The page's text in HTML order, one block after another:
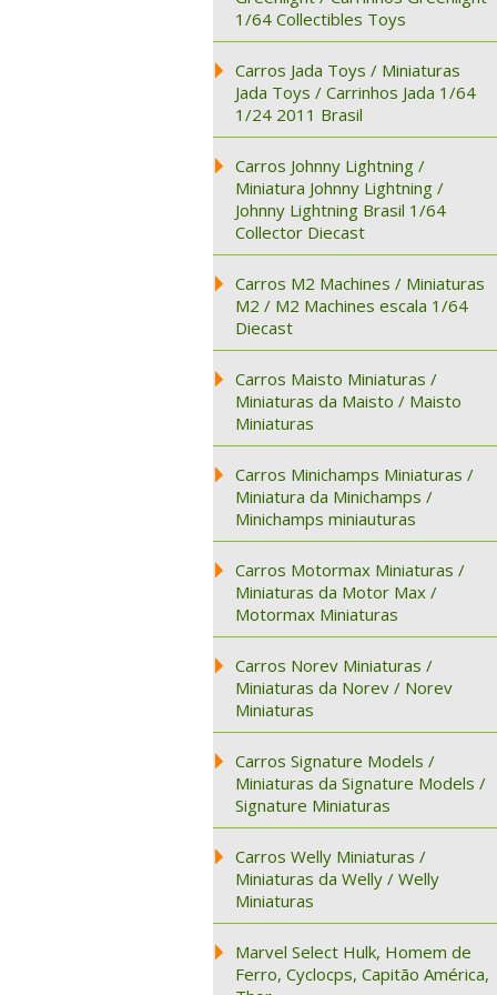
1/64 Collectibles Toys
Carros Jada Toys / Miniaturas
Jada Toys / Carrinhos Jada 1/64
1/24 2011 Brasil
Carros Johnny Lightning /
Miniatura Johnny Lightning /
Johnny Lightning Brasil 1/64
Collector Diecast
Carros M2 Machines / Miniaturas
M2 / M2 Machines escala 1/64
Diecast
Carros Maisto Miniaturas /
Miniaturas da Maisto / Maisto
Miniaturas
Carros Minichamps Miniaturas /
Miniatura da Minichamps /
Minichamps miniauturas
Carros Motormax Miniaturas /
Miniaturas da Motor Max /
Motormax Miniaturas
Carros Norev Miniaturas /
Miniaturas da Norev / Norev
Miniaturas
Carros Signature Models /
Miniaturas da Signature Models /
Signature Miniaturas
Carros Welly Miniaturas /
Miniaturas da Welly / Welly
Miniaturas
Marvel Select Hulk, Homem de
Ferro, Cyclocps, Capitão América,